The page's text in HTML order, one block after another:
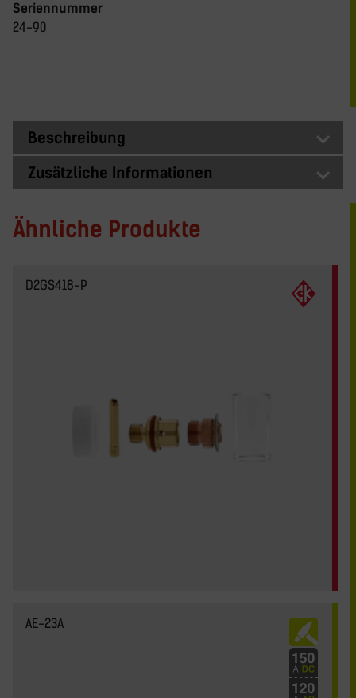
Seriennummer
24-90
Beschreibung
Zusätzliche Informationen
Ähnliche Produkte
D2GS418-P
AE-23A